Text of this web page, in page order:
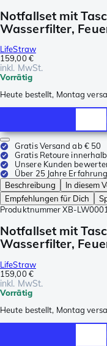
Notfallset mit
Wasserfilter,
LifeStraw
159,00 €
inkl. MwSt.
Vorrätig
Heute bestellt, Montag
Gratis Versand ab € 50
Gratis Retoure
Unsere Kunden
Über 25 Jahre Erfahrung
Beschreibung
In diesem
Empfehlungen für Dich
Produktnummer XB-
Notfallset mit
Wasserfilter,
LifeStraw
159,00 €
inkl. MwSt.
Vorrätig
Heute bestellt, Montag